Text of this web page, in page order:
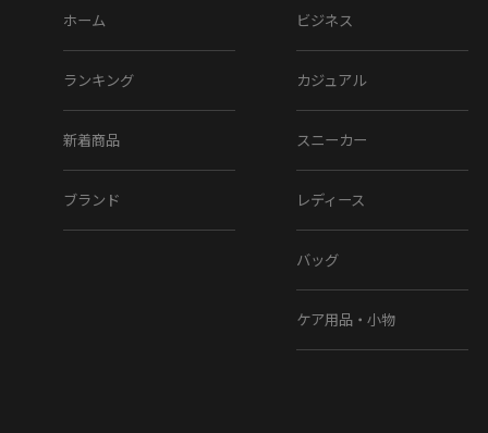
ホーム
ランキング
新着商品
ブランド
ビジネス
カジュアル
スニーカー
レディース
バッグ
ケア用品・小物